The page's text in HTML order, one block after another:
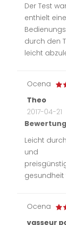
Der Test
enthielt
durch den
leicht
Ocena
Theo
2017-04-21
Leicht
und
gesundheit
Ocena
vasseur